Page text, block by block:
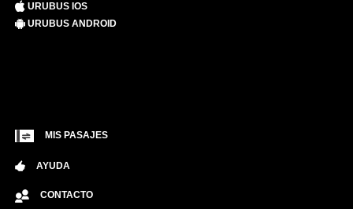
URUBUS IOS
URUBUS ANDROID
MIS PASAJES
AYUDA
CONTACTO